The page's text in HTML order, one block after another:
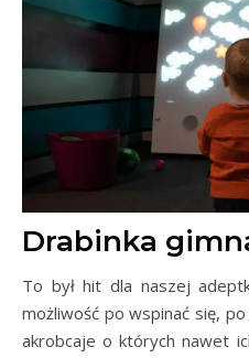
Drabinka
To był hit dla naszej
możliwość po wspinać się,
akrobcaje o których nawet